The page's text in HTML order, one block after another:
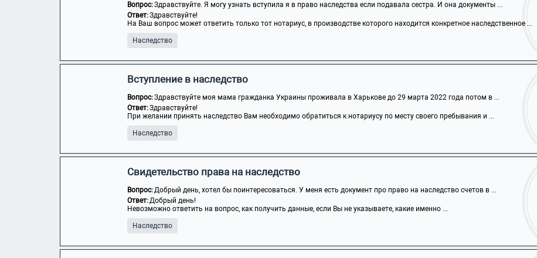
Вопрос:Здравствуйте. Я могу узнать вступила я в право наследства если подавала сестра. И она документы ...
Ответ:Здравствуйте!
На Ваш вопрос может ответить только тот нотариус, в производстве которого находится конкретное наследственное ...
Наследство
Вступление в наследство
Вопрос:Здравствуйте моя мама гражданка Украины проживала в Харькове до 29 марта 2022 года потом в ...
Ответ:Здравствуйте!
При желании принять наследство Вам необходимо обратиться к нотариусу по месту своего пребывания и ...
Наследство
Свидетельство права на наследство
Вопрос:Добрый день, хотел бы поинтересоваться. У меня есть документ про право на наследство счетов в ...
Ответ:Добрый день!
Невозможно ответить на вопрос, как получить данные, если Вы не указываете, какие именно ...
Наследство